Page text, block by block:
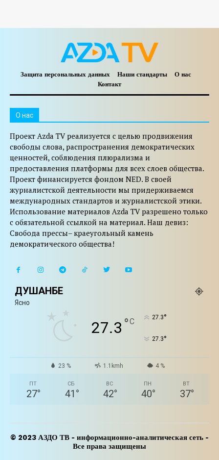
Защита персональных данных Наши стандарты
О нас
Контакт
O нас
Проект Azda TV реализуется с целью продвижения
свободы слова, распространения демократических
ценностей, соблюдения плюрализма и
предоставления платформы для всех слоев общества.
Проект финансируется фондом NED. В своей
журналистской деятельности мы придерживаемся
международных стандартов и журналистской этики.
Использование материалов Azda TV разрешено только
с обязательной ссылкой на материал. Наш девиз:
Свобода прессы– краеугольный камень
демократического общества!
ДУШАНБЕ
Ясно
27.3 °C 27.3°
27.3°
23 % 1.1kmh 4 %
ПТ
27°
СБ
41 °
ВС
42°
ПН
40°
ВТ
37°
© 2023 АЗДО ТВ - информационно-аналитическая сеть -
Все права защищены